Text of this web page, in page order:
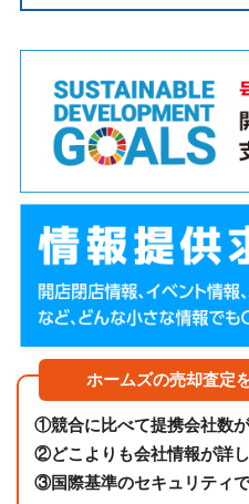
ホームズの売却査定
①競合に比べて提携会社数
②どこよりも会社情報が詳
③国際基準のセキュリティ